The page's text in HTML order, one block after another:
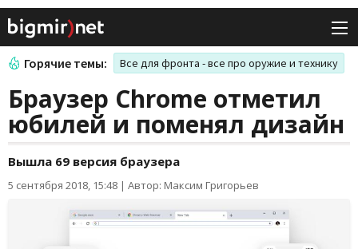
Горячие темы: Все для фронта - все про оружие и технику
Браузер Chrome отметил
юбилей и поменял дизайн
Вышла 69 версия браузера
5 сентября 2018, 15:48 | Автор: Максим Григорьев